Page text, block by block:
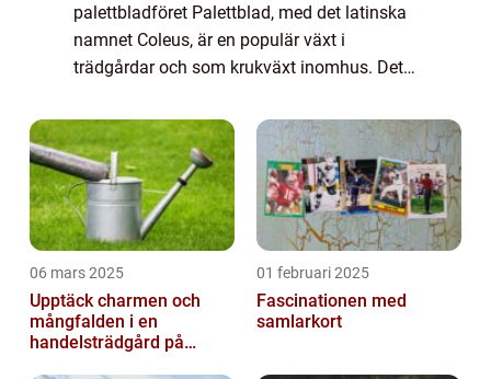
palettbladföret Palettblad, med det latinska
namnet Coleus, är en populär växt i
trädgårdar och som krukväxt inomhus. Det
vackra och färgrika bladverk. Palettblad
kom...
06 mars 2025
Upptäck charmen och
mångfalden i en
handelsträdgård på
01 februari 2025
Fascinationen med
samlarkort